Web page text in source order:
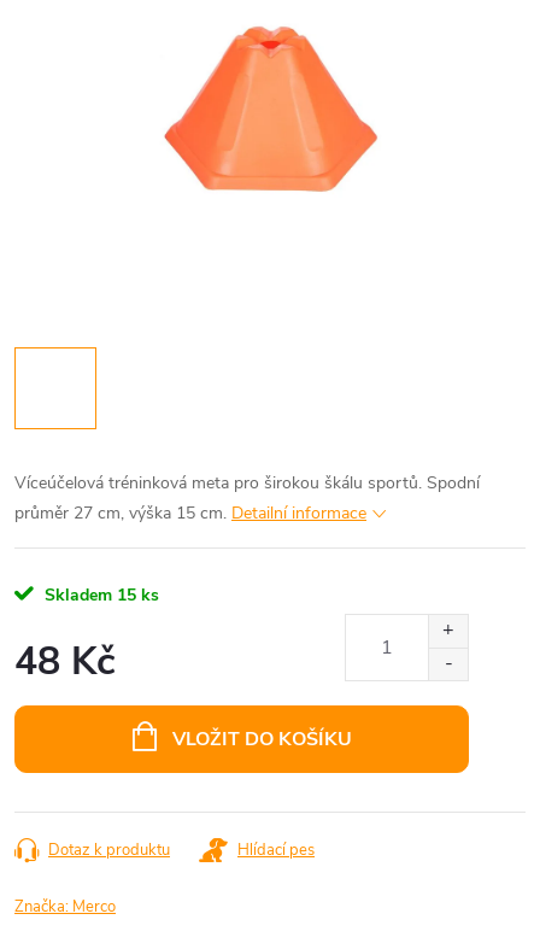
Víceúčelová tréninková meta pro širokou škálu sportů. Spodní
průměr 27 cm, výška 15 cm. Detailní informace
Skladem 15 ks
48 Kč
VLOŽIT DO KOŠÍKU
Dotaz k produktu Hlídací pes
Značka: Merco